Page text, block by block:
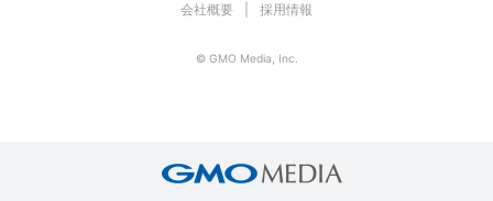
会社概要 採用情報
© GMO Media, Inc.